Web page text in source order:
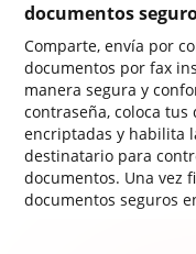
documentos
Comparte, envía por
documentos por fax
manera segura y
contraseña, coloca
encriptadas y habilita
destinatario para
documentos. Una vez
documentos seguros